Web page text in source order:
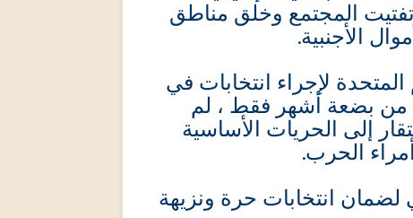
المجتمع وخلق مناطق
الأجنبية.
لإجراء انتخابات في
من بضعة أشهر فقط ، لم
إلى الحريات الأساسية
الحرب.
لضمان انتخابات حرة ونزيهة